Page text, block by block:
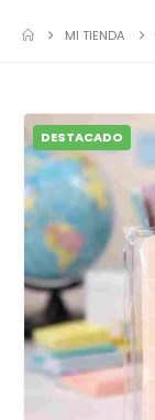
MI TIENDA
DESTACADO